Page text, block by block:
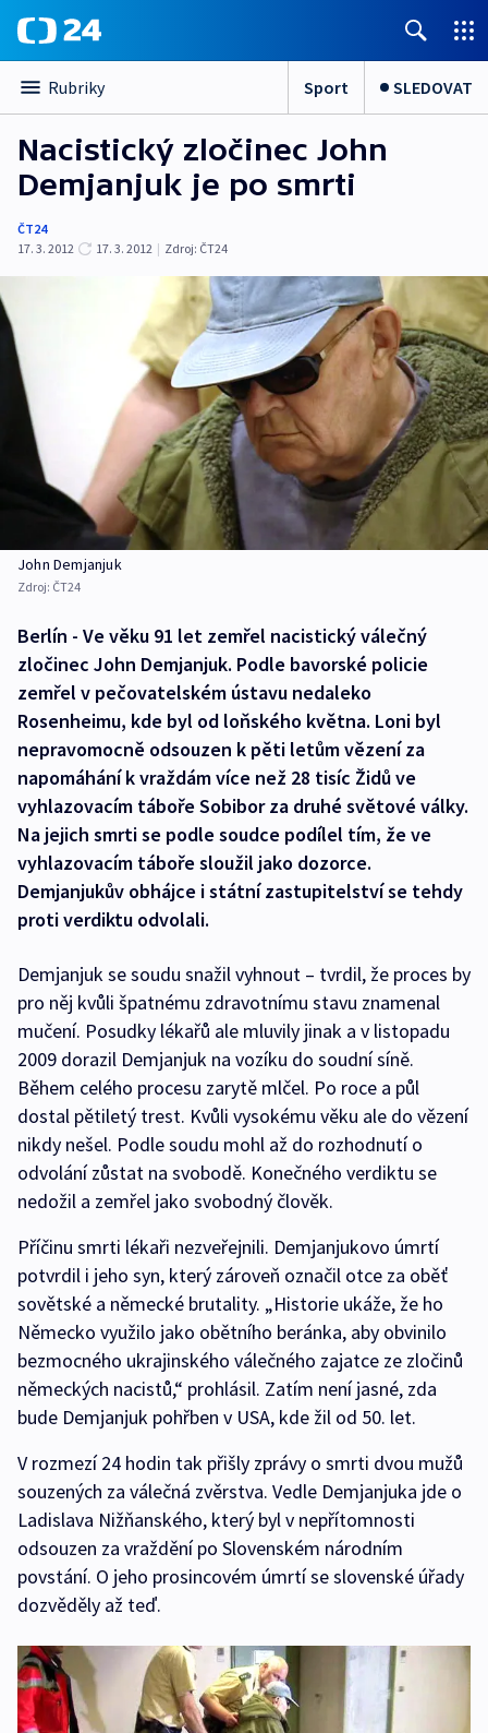
Rubriky Sport SLEDOVAT
Nacistický zločinec John
Demjanjuk je po smrti
ČT24
17. 3. 2012
17. 3. 2012 | Zdroj: ČT24
John Demjanjuk
Zdroj: ČT24
Berlín - Ve věku 91 let zemřel nacistický válečný
zločinec John Demjanjuk. Podle bavorské policie
zemřel v pečovatelském ústavu nedaleko
Rosenheimu, kde byl od loňského května. Loni byl
nepravomocně odsouzen k pěti letům vězení za
napomáhání k vraždám více než 28 tisíc Židů ve
vyhlazovacím táboře Sobibor za druhé světové války.
Na jejich smrti se podle soudce podílel tím, že ve
vyhlazovacím táboře sloužil jako dozorce.
Demjanjukův obhájce i státní zastupitelství se tehdy
proti verdiktu odvolali.
Demjanjuk se soudu snažil vyhnout – tvrdil, že proces by
pro něj kvůli špatnému zdravotnímu stavu znamenal
mučení. Posudky lékařů ale mluvily jinak a v listopadu
2009 dorazil Demjanjuk na vozíku do soudní síně.
Během celého procesu zarytě mlčel. Po roce a půl
dostal pětiletý trest. Kvůli vysokému věku ale do vězení
nikdy nešel. Podle soudu mohl až do rozhodnutí o
odvolání zůstat na svobodě. Konečného verdiktu se
nedožil a zemřel jako svobodný člověk.
Příčinu smrti lékaři nezveřejnili. Demjanjukovo úmrtí
potvrdil i jeho syn, který zároveň označil otce za oběť
sovětské a německé brutality. „Historie ukáže, že ho
Německo využilo jako obětního beránka, aby obvinilo
bezmocného ukrajinského válečného zajatce ze zločinů
německých nacistů,“ prohlásil. Zatím není jasné, zda
bude Demjanjuk pohřben v USA, kde žil od 50. let.
V rozmezí 24 hodin tak přišly zprávy o smrti dvou mužů
souzených za válečná zvěrstva. Vedle Demjanjuka jde o
Ladislava Nižňanského, který byl v nepřítomnosti
odsouzen za vraždění po Slovenském národním
povstání. O jeho prosincovém úmrtí se slovenské úřady
dozvěděly až teď.